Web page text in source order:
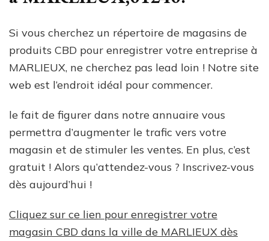
Si vous cherchez un répertoire de magasins de
produits CBD pour enregistrer votre entreprise à
MARLIEUX, ne cherchez pas lead loin ! Notre site
web est l’endroit idéal pour commencer.
le fait de figurer dans notre annuaire vous
permettra d’augmenter le trafic vers votre
magasin et de stimuler les ventes. En plus, c’est
gratuit ! Alors qu’attendez-vous ? Inscrivez-vous
dès aujourd’hui !
Cliquez sur ce lien pour enregistrer votre
magasin CBD dans la ville de MARLIEUX dès